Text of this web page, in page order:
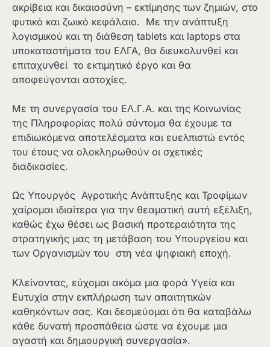
ακρίβεια και δικαιοσύνη – εκτίμησης των ζημιών, στο
φυτικό και ζωικό κεφάλαιο. Με την ανάπτυξη
λογισμικού και τη διάθεση tablets και laptops στα
υποκαταστήματα του ΕΛΓΑ, θα διευκολυνθεί και
επιταχυνθεί το εκτιμητικό έργο και θα
αποφεύγονται αστοχίες.
Με τη συνεργασία του ΕΛ.Γ.Α. και της Κοινωνίας
της Πληροφορίας πολύ σύντομα θα έχουμε τα
επιδιωκόμενα αποτελέσματα και ευελπιστώ εντός
του έτους να ολοκληρωθούν οι σχετικές
διαδικασίες.
Ως Υπουργός Αγροτικής Ανάπτυξης και Τροφίμων
χαίρομαι ιδιαίτερα για την θεαματική αυτή εξέλιξη,
καθώς έχω θέσει ως βασική προτεραιότητα της
στρατηγικής μας τη μετάβαση του Υπουργείου και
των Οργανισμών του στη νέα ψηφιακή εποχή.
Κλείνοντας, εύχομαι ακόμα μια φορά Υγεία και
Ευτυχία στην εκπλήρωση των απαιτητικών
καθηκόντων σας. Και δεσμεύομαι ότι θα καταβάλω
κάθε δυνατή προσπάθεια ώστε να έχουμε μια
αγαστή και δημιουργική συνεργασία».